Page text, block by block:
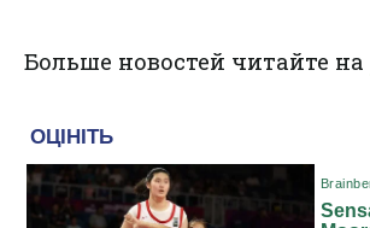
Больше новостей читайте на